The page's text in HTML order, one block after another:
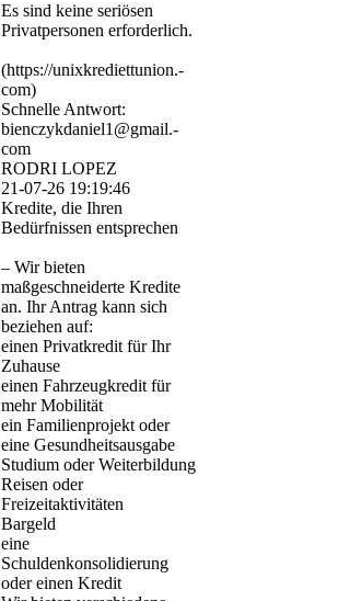
Es sind keine seriösen
Privatpersonen erforderlich.
(­https:­//­unixkrediettunion.­
com)­
Schnelle Antwort:
bienczykdaniel1@­gmail.­
com
RODRI LOPEZ
21-07-26 19:19:46
Kredite, die Ihren
Bedürfnissen entsprechen
– Wir bieten
maßgeschneiderte Kredite
an. Ihr Antrag kann sich
beziehen auf:
einen Privatkredit für Ihr
Zuhause
einen Fahrzeugkredit für
mehr Mobilität
ein Familienprojekt oder
eine Gesundheitsausgabe
Studium oder Weiterbildung
Reisen oder
Freizeitaktivitäten
Bargeld
eine
Schuldenkonsolidierung
oder einen Kredit